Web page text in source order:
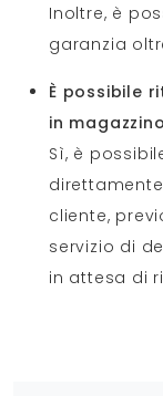
Inoltre, è
garanzia
È possibile
in
Sì, è
cliente,
servizio di
in attesa di